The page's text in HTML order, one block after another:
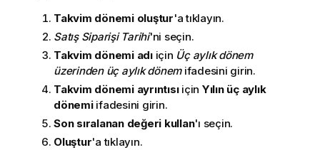
Takvim dönemi oluştur'a tıklayın.
Satış Siparişi Tarihi'ni seçin.
Takvim dönemi adıiçin Üç aylık dönem
üzerinden üç aylık dönemifadesini girin.
Takvim dönemi ayrıntısıiçin Yılın üç aylık
dönemiifadesini girin.
Son sıralanan değeri kullan'ı seçin.
Oluştur'a tıklayın.